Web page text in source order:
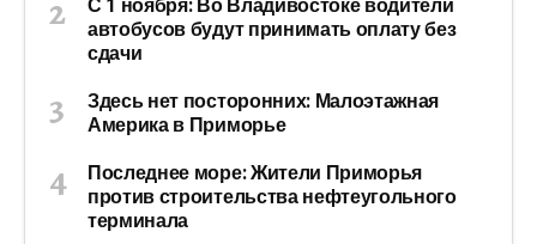
С 1 ноября: Во Владивостоке водители
автобусов будут принимать оплату без
сдачи
Здесь нет посторонних: Малоэтажная
Америка в Приморье
Последнее море: Жители Приморья
против строительства нефтеугольного
терминала